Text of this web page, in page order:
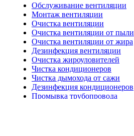
Обслуживание вентиляции
Монтаж вентиляции
Очистка вентиляции
Очистка вентиляции от пыли
Очистка вентиляции от жира
Дезинфекция вентиляции
Очистка жироуловителей
Чистка кондиционеров
Чистка дымохода от сажи
Дезинфекция кондиционеров
Промывка трубопровода